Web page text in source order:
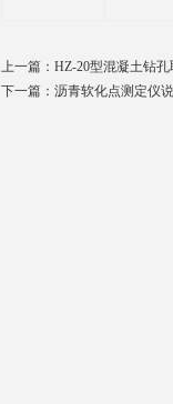
上一篇： HZ-20型混凝土钻
下一篇： 沥青软化点测定仪